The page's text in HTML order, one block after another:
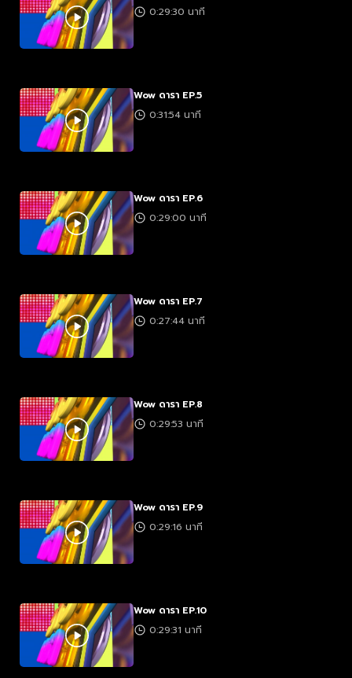
0:29:30 นาที
Wow ดารา EP.5
0:31:54 นาที
Wow ดารา EP.6
0:29:00 นาที
Wow ดารา EP.7
0:27:44 นาที
Wow ดารา EP.8
0:29:53 นาที
Wow ดารา EP.9
0:29:16 นาที
Wow ดารา EP.10
0:29:31 นาที